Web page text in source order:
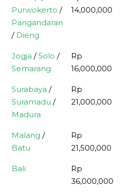
Purwokerto /
Pangandaran
/ Dieng
14,000,000
Jogja /Solo /
Semarang
Rp
16,000,000
Surabaya /
Suramadu /
Madura
Rp
21,000,000
Malang /
Batu
Rp
21,500,000
Bali
Rp
36,000,000